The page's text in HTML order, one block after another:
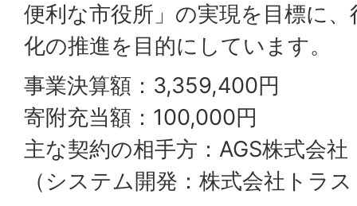
便利な市役所」の実現を目標に
化の推進を目的にしています。
事業決算額：3,359,400円
寄附充当額：100,000円
主な契約の相手方：AGS株式会社
（システム開発：株式会社トラ